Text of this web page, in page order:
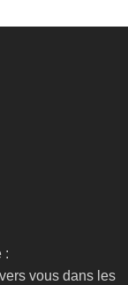
:
vous dans les